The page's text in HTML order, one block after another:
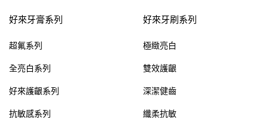
好來牙膏系列
超氟系列
全亮白系列
好來護齦系列
抗敏感系列
好來牙刷系列
極緻亮白
雙效護齦
深潔健齒
纖柔抗敏